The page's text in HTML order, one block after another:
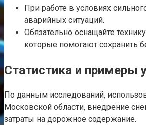
При работе в условиях
аварийных ситуаций.
Обязательно оснащайте
которые помогают сохранить
Статистика и примеры
По данным исследований,
Московской области, внедрение
затраты на дорожное содержание.